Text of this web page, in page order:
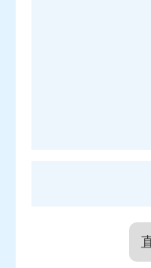
目前，全市企
门、一网、一线"，